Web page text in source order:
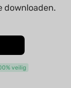
downloaden.
veilig